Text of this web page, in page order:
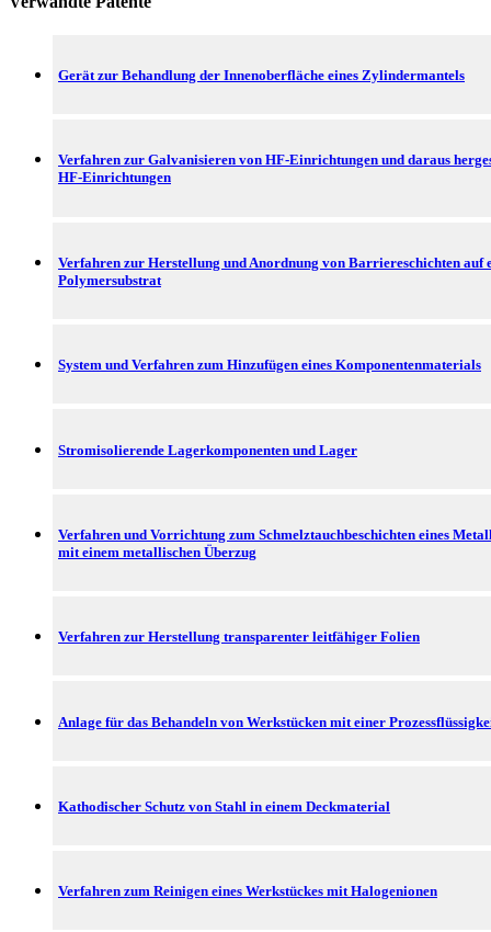
Gerät zur Behandlung der Innenoberfläche eines Zylindermantels
Verfahren zur Galvanisieren von HF-Einrichtungen und daraus
HF-Einrichtungen
Verfahren zur Herstellung und Anordnung von Barriereschichten auf
Polymersubstrat
System und Verfahren zum Hinzufügen eines Komponentenmaterials
Stromisolierende Lagerkomponenten und Lager
Verfahren und Vorrichtung zum Schmelztauchbeschichten eines
mit einem metallischen Überzug
Verfahren zur Herstellung transparenter leitfähiger Folien
Anlage für das Behandeln von Werkstücken mit einer
Kathodischer Schutz von Stahl in einem Deckmaterial
Verfahren zum Reinigen eines Werkstückes mit Halogenionen